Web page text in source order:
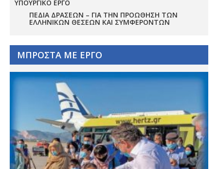
ΥΠΟΥΡΓΙΚΟ ΕΡΓΟ
ΠΕΔΊΑ ΔΡΆΣΕΩΝ – ΓΙΑ ΤΗΝ ΠΡΟΏΘΗΣΗ ΤΩΝ
ΕΛΛΗΝΙΚΏΝ ΘΈΣΕΩΝ ΚΑΙ ΣΥΜΦΕΡΌΝΤΩΝ
ΜΠΡΟΣΤΑ ΜΕ ΕΡΓΟ